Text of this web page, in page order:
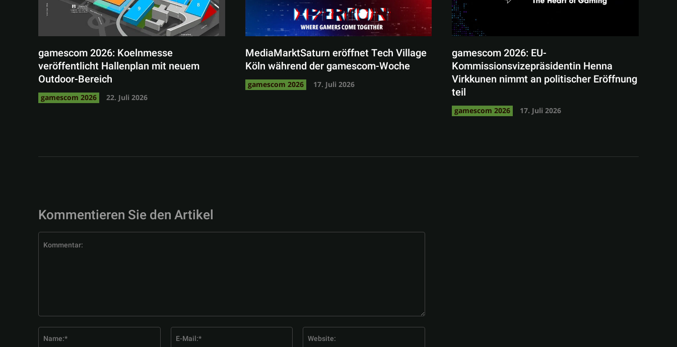
gamescom 2026: Koelnmesse
veröffentlicht Hallenplan mit neuem
Outdoor-Bereich
gamescom 2026 22. Juli 2026
MediaMarktSaturn eröffnet Tech Village
Köln während der gamescom-Woche
gamescom 2026 17. Juli 2026
gamescom 2026: EU-
Kommissionsvizepräsidentin Henna
Virkkunen nimmt an politischer Eröffnung
teil
gamescom 2026 17. Juli 2026
Kommentieren Sie den Artikel
Mail:*